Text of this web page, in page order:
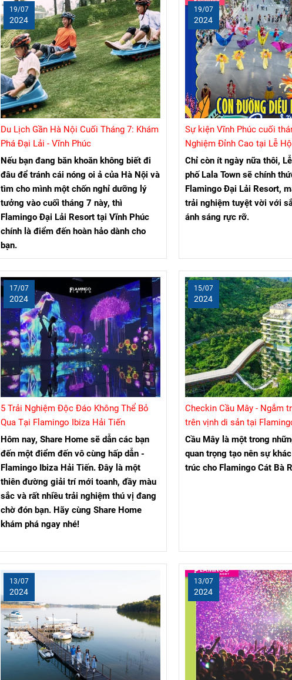
Du Lịch Gần Hà Nội Cuối Tháng 7: Khám
Phá Đại Lải - Vĩnh Phúc
19/07
2024
Nếu bạn đang băn khoăn không biết đi
đâu để tránh cái nóng oi ả của Hà Nội và
tìm cho mình một chốn nghỉ dưỡng lý
tưởng vào cuối tháng 7 này, thì
Flamingo Đại Lải Resort tại Vĩnh Phúc
chính là điểm đến hoàn hảo dành cho
bạn.
Sự kiện Vĩnh Phúc cuối
Nghiệm Đỉnh Cao tại Lễ
Lala Town Cuối tại
Resort
19/07
2024
Chỉ còn ít ngày nữa thôi,
phố Lala Town sẽ chính
Flamingo Đại Lải Resort,
trải nghiệm tuyệt vời với
ánh sáng rực rỡ.
5 Trải Nghiệm Độc Đáo Không Thể Bỏ
Qua Tại Flamingo Ibiza Hải Tiến
17/07
2024
Hôm nay, Share Home sẽ dẫn các bạn
đến một điểm đến vô cùng hấp dẫn -
Flamingo Ibiza Hải Tiến. Đây là một
thiên đường giải trí mới toanh, đầy màu
sắc và rất nhiều trải nghiệm thú vị đang
chờ đón bạn. Hãy cùng Share Home
khám phá ngay nhé!
Checkin Cầu Mây - Ngắm
trên vịnh di sản tại
Resort
15/07
2024
Cầu Mây là một trong
quan trọng tạo nên sự
trúc cho Flamingo Cát Bà
13/07
2024
13/07
2024